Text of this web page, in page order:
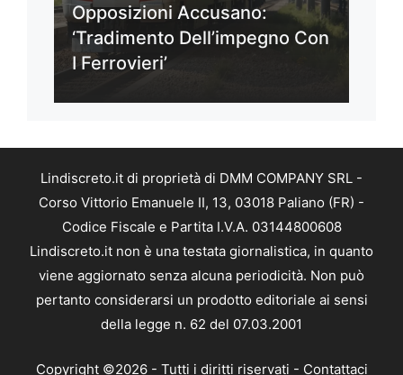
Opposizioni Accusano:
‘Tradimento Dell’impegno Con
I Ferrovieri’
Lindiscreto.it di proprietà di DMM COMPANY SRL -
Corso Vittorio Emanuele II, 13, 03018 Paliano (FR) -
Codice Fiscale e Partita I.V.A. 03144800608
Lindiscreto.it non è una testata giornalistica, in quanto
viene aggiornato senza alcuna periodicità. Non può
pertanto considerarsi un prodotto editoriale ai sensi
della legge n. 62 del 07.03.2001
Copyright ©2026 - Tutti i diritti riservati - Contattaci